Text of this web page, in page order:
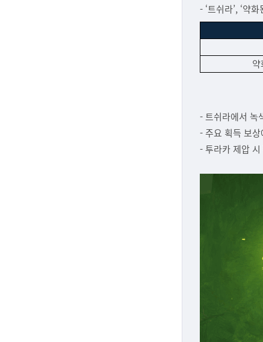
- ‘트쉬라’, ‘약
- 트쉬라에서 녹
- 주요 획득 보상
- 투라카 제압 시